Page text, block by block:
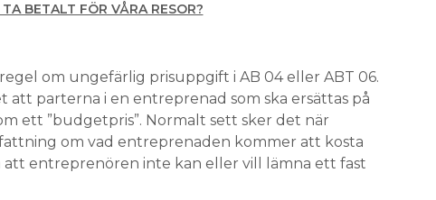
BETALT FÖR VÅRA RESOR?
om ungefärlig prisuppgift i AB 04 eller ABT 06.
att parterna i en entreprenad som ska ersättas på
ett ”budgetpris”. Normalt sett sker det när
om vad entreprenaden kommer att kosta
att entreprenören inte kan eller vill lämna ett fast